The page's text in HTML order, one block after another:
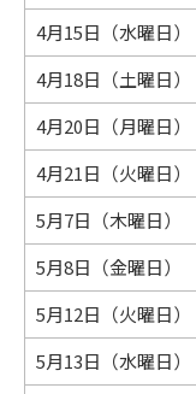
4月15日（水曜日）
4月18日（土曜日）
4月20日（月曜日）
4月21日（火曜日）
5月7日（木曜日）
5月8日（金曜日）
5月12日（火曜日）
5月13日（水曜日）